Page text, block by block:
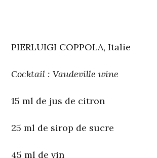
PIERLUIGI COPPOLA, Italie
Cocktail : Vaudeville wine
15 ml de jus de citron
25 ml de sirop de sucre
45 ml de vin